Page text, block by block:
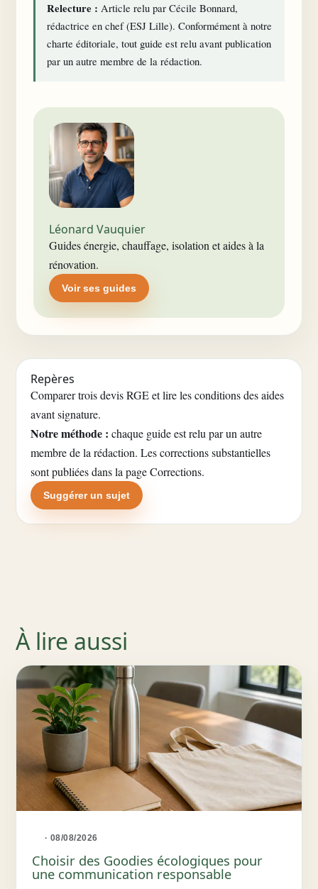
Relecture : Article relu par Cécile Bonnard,
rédactrice en chef (ESJ Lille). Conformément à notre
charte éditoriale, tout guide est relu avant publication
par un autre membre de la rédaction.
Léonard Vauquier
Guides énergie, chauffage, isolation et aides à la
rénovation.
Voir ses guides
Repères
Comparer trois devis RGE et lire les conditions des aides
avant signature.
Notre méthode : chaque guide est relu par un autre
membre de la rédaction. Les corrections substantielles
sont publiées dans la page Corrections.
Suggérer un sujet
À lire aussi
· 08/08/2026
Choisir des Goodies écologiques pour
une communication responsable